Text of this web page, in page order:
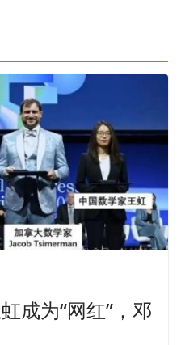
成为“网红”，邓